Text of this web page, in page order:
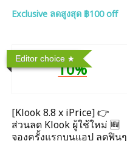
Exclusive ลดสูงสุด ฿100 off
Editor choice
10%
[Klook 8.8 x iPrice] 👉
ส่วนลด Klook ผู้ใช้ใหม่ 🆕
จองครั้งแรกบนแอป ลดฟินๆ